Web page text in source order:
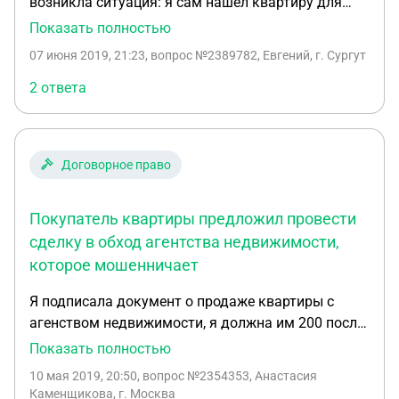
приобретения, риэлтор Продавца начала сбор
риэлтором НЕ заключался, так как я посчитал,
что риэлтор действует от имени Продавца. На
стадии одобрения квартиры банком,
предоставляющим кредит, риэлтор требует
ситуации? Спасибо
Показать полностью
07 июня 2019, 21:23, вопрос №2389782, Евгений, г. Сургут
2 ответа
Договорное право
Покупатель квартиры предложил провести
сделку в обход агентства недвижимости,
которое мошенничает
Я подписала документ о продаже квартиры с
агенством недвижимости, я должна им 200 после
сделки. нашли покупателя, у меня забрали
пор не отдали. покупатель нашла меня и
Показать полностью
10 мая 2019, 20:50, вопрос №2354353, Анастасия
Каменщикова, г. Москва